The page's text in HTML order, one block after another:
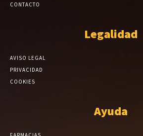
CONTACTO
Legalidad
AVISO LEGAL
PRIVACIDAD
COOKIES
Ayuda